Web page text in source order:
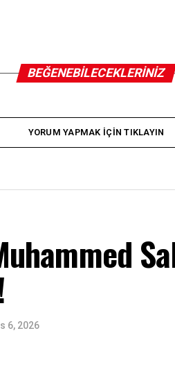
BEĞENEBILECEKLERINIZ
YORUM YAPMAK IÇIN TIKLAYIN
6, 2026